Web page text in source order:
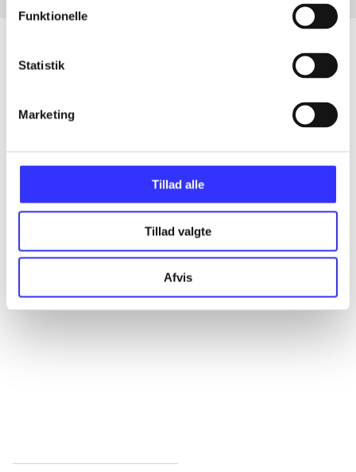
Funktionelle
Statistik
Marketing
Tillad alle
Tillad valgte
Afvis
Alle registrerede artikler fordelt på udgivelser
...